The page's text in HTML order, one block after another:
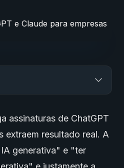
assinaturas de ChatGPT
extraem resultado real. A
IA generativa" e "ter